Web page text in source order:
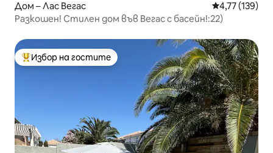
Дом – Лас Вегас Средна
4,77 (139)
Разкошен! Стилен дом във Вегас с басейн!:22)
Най-популярен избор на гостите
Избор на гостите